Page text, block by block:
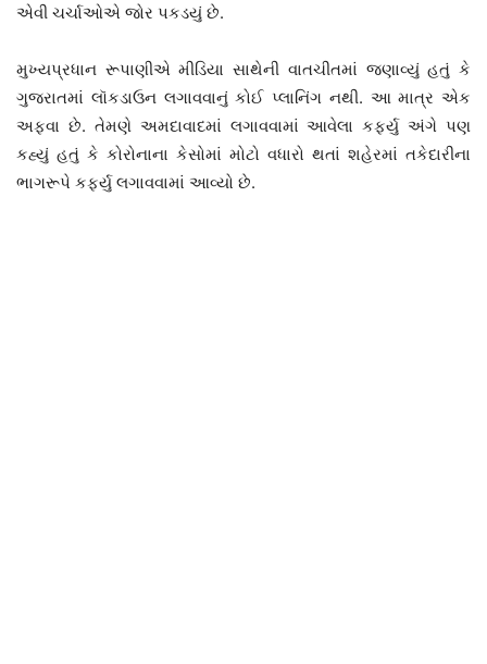
એવી ચર્ચાઓએ જોર પકડયું છે.
મુખ્યપ્રધાન રૂપાણીએ મીડિયા સાથેની વાતચીતમાં જણાવ્યું હતું કે
ગુજરાતમાં લૉકડાઉન લગાવવાનું કોઈ પ્લાનિંગ નથી. આ માત્ર એક
અફવા છે. તેમણે અમદાવાદમાં લગાવવામાં આવેલા કર્ફ્યુ અંગે પણ
કહ્યું હતું કે કોરોનાના કેસોમાં મોટો વધારો થતાં શહેરમાં તકેદારીના
ભાગરૂપે કર્ફ્યુ લગાવવામાં આવ્યો છે.